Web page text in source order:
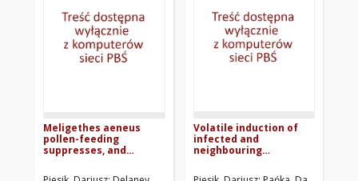
Meligethes aeneus
pollen-feeding
suppresses, and
Brassica napus
Volatile induction of
infected and
neighbouring
potentially influence